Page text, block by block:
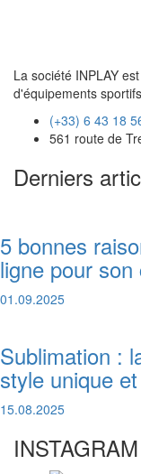
La société INPLAY
d'équipements
(+33) 6 43 18
561 route de
Derniers
5 bonnes
ligne pour son
01.09.2025
Sublimation :
style unique
15.08.2025
INSTAGRAM